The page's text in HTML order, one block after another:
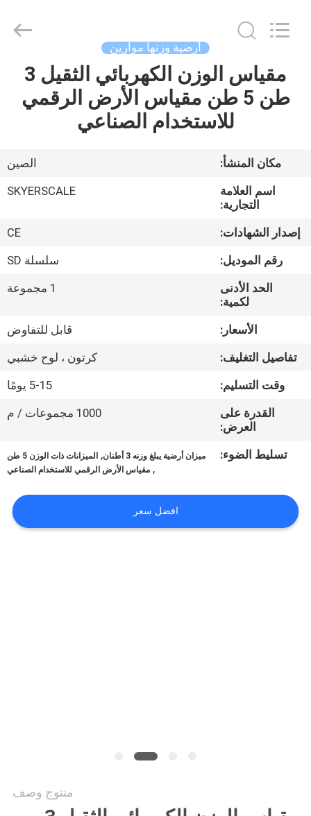
المنزل
فيديوهات
جولة
المصنع
الجودة
أخبار
القضايا
اطلب
اقتباس
Co.,Limited.
أرضية وزنها موازين
مقياس الوزن الكهربائي الثقيل 3
طن 5 طن مقياس الأرض الرقمي
للاستخدام الصناعي
مكان المنشأ:
الصين
اسم العلامة
التجارية:
SKYERSCALE
إصدار الشهادات:
CE
رقم الموديل:
سلسلة SD
الحد الأدنى
لكمية:
1 مجموعة
الأسعار:
قابل للتفاوض
تفاصيل التغليف:
كرتون ، لوح خشبي
وقت التسليم:
5-15 يومًا
القدرة على
العرض:
1000 مجموعات / م
تسليط الضوء: ميزان أرضية يبلغ وزنه 3 أطنان , الميزانات ذات الوزن 5 طن
, مقياس الأرض الرقمي للاستخدام الصناعي
افضل سعر
منتوج وصف